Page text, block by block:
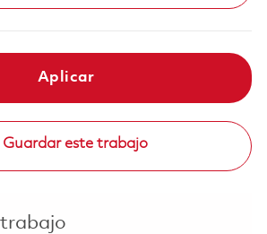
Aplicar
Guardar este trabajo